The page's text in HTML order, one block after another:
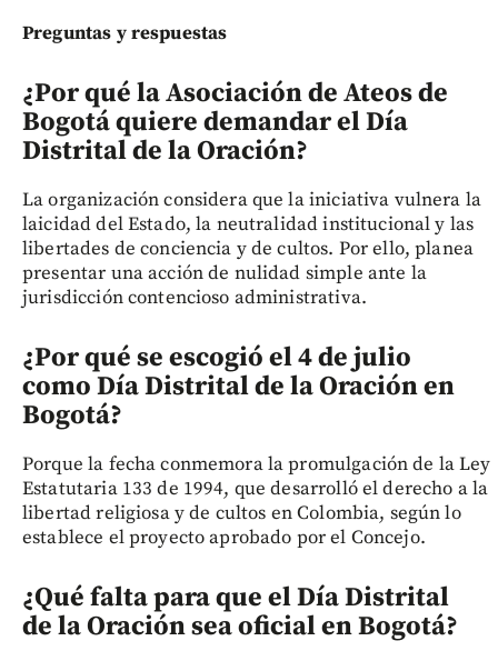
Preguntas y respuestas
¿Por qué la Asociación de Ateos de
Bogotá quiere demandar el Día
Distrital de la Oración?
La organización considera que la iniciativa vulnera la
laicidad del Estado, la neutralidad institucional y las
libertades de conciencia y de cultos. Por ello, planea
presentar una acción de nulidad simple ante la
jurisdicción contencioso administrativa.
¿Por qué se escogió el 4 de julio
como Día Distrital de la Oración en
Bogotá?
Porque la fecha conmemora la promulgación de la Ley
Estatutaria 133 de 1994, que desarrolló el derecho a la
libertad religiosa y de cultos en Colombia, según lo
establece el proyecto aprobado por el Concejo.
¿Qué falta para que el Día Distrital
de la Oración sea oficial en Bogotá?